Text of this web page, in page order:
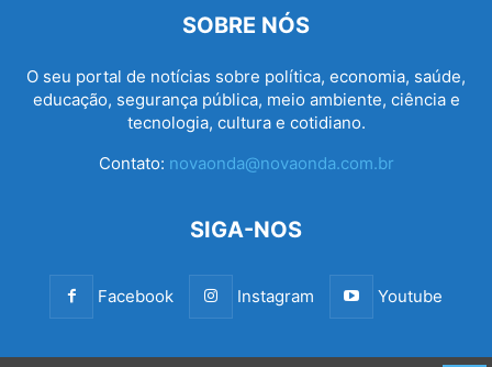
SOBRE NÓS
O seu portal de notícias sobre política, economia, saúde,
educação, segurança pública, meio ambiente, ciência e
tecnologia, cultura e cotidiano.
Contato: novaonda@novaonda.com.br
SIGA-NOS
Facebook Instagram Youtube